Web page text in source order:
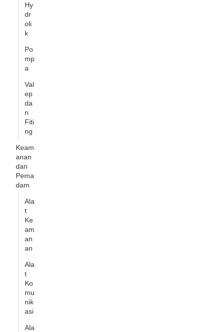
Hy
dr
oli
k
Po
mp
a
Val
ep
da
n
Fiti
ng
Keam
anan
dan
Pema
dam
Ala
t
Ke
am
an
an
Ala
t
Ko
mu
nik
asi
Ala